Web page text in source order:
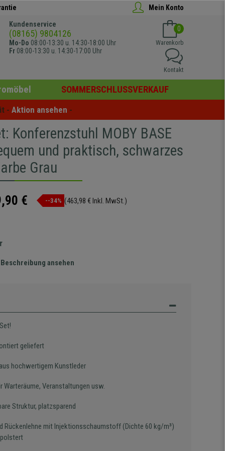
Mein Konto
Kundenservice
(08165) 9804126
Mo-Do 08:00-13:30 u. 14:30-18:00 Uhr
Fr 08:00-13:30 u. 14:30-17:00 Uhr
0
Warenkorb
Kontakt
SOMMERSCHLUSSVERKAUF
- Aktion ansehen -
Konferenzstuhl MOBY BASE
und praktisch, schwarzes
Grau
€ --34% (463,98 € Inkl. MwSt.)
ansehen
geliefert
hochwertigem Kunstleder
Warteräume, Veranstaltungen usw.
Struktur, platzsparend
Rückenlehne mit Injektionsschaumstoff (Dichte 60 kg/m³)